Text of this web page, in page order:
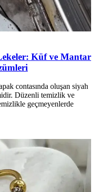
Küf ve Mantar
contasında oluşan siyah
Düzenli temizlik ve
geçmeyenlerde